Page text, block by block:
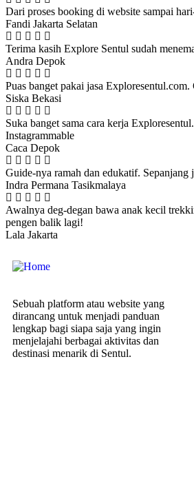
Dari proses booking di website sampai
Fandi Jakarta Selatan
Terima kasih Explore Sentul sudah
Andra Depok
Puas banget pakai jasa
Siska Bekasi
Suka banget sama cara kerja
Instagrammable
Caca Depok
Guide-nya ramah dan edukatif.
Indra Permana Tasikmalaya
Awalnya deg-degan bawa anak kecil
pengen balik lagi!
Lala Jakarta
Sebuah platform atau website yang
dirancang untuk menjadi panduan
lengkap bagi siapa saja yang ingin
menjelajahi berbagai aktivitas dan
destinasi menarik di Sentul.